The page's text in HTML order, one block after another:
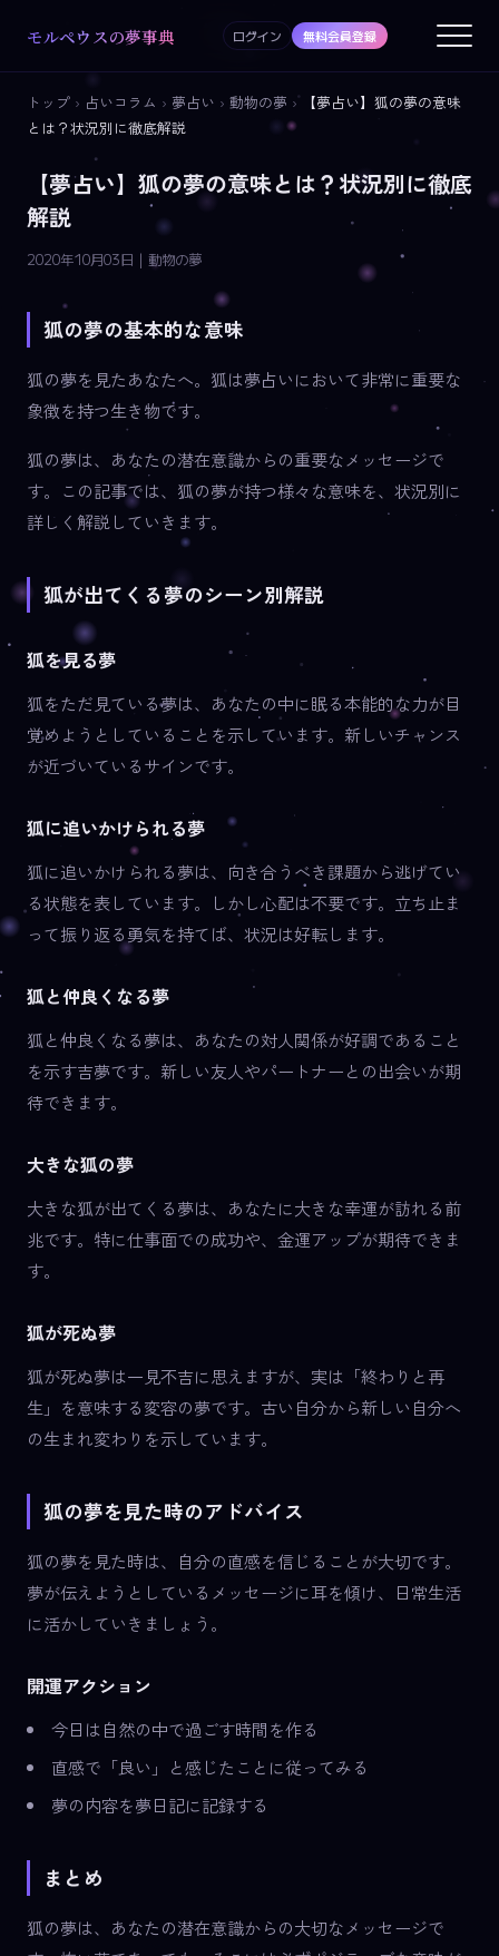
モルペウスの夢事典 ログイン 無料会員登録
トップ › 占いコラム › 夢占い › 動物の夢 ›
【夢占い】狐の夢の意味
とは？状況別に徹底解説
【夢占い】狐の夢の意味とは？状況別に徹底
解説
2020年10月03日 | 動物の夢
狐の夢の基本的な意味
狐の夢を見たあなたへ。狐は夢占いにおいて非常に重要な
象徴を持つ生き物です。
狐の夢は、あなたの潜在意識からの重要なメッセージで
す。この記事では、狐の夢が持つ様々な意味を、状況別に
詳しく解説していきます。
狐が出てくる夢のシーン別解説
狐を見る夢
狐をただ見ている夢は、あなたの中に眠る本能的な力が目
覚めようとしていることを示しています。新しいチャンス
が近づいているサインです。
狐に追いかけられる夢
狐に追いかけられる夢は、向き合うべき課題から逃げてい
る状態を表しています。しかし心配は不要です。立ち止ま
って振り返る勇気を持てば、状況は好転します。
狐と仲良くなる夢
狐と仲良くなる夢は、あなたの対人関係が好調であること
を示す吉夢です。新しい友人やパートナーとの出会いが期
待できます。
大きな狐の夢
大きな狐が出てくる夢は、あなたに大きな幸運が訪れる前
兆です。特に仕事面での成功や、金運アップが期待できま
す。
狐が死ぬ夢
狐が死ぬ夢は一見不吉に思えますが、実は「終わりと再
生」を意味する変容の夢です。古い自分から新しい自分へ
の生まれ変わりを示しています。
狐の夢を見た時のアドバイス
狐の夢を見た時は、自分の直感を信じることが大切です。
夢が伝えようとしているメッセージに耳を傾け、日常生活
に活かしていきましょう。
開運アクション
今日は自然の中で過ごす時間を作る
直感で「良い」と感じたことに従ってみる
夢の内容を夢日記に記録する
まとめ
狐の夢は、あなたの潜在意識からの大切なメッセージで